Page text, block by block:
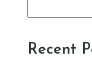
Recent